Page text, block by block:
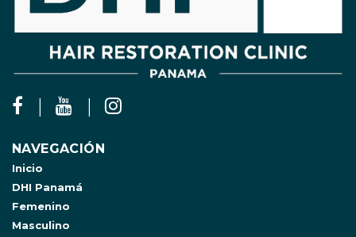
NAVEGACIÓN
Inicio
DHI Panamá
Femenino
Masculino